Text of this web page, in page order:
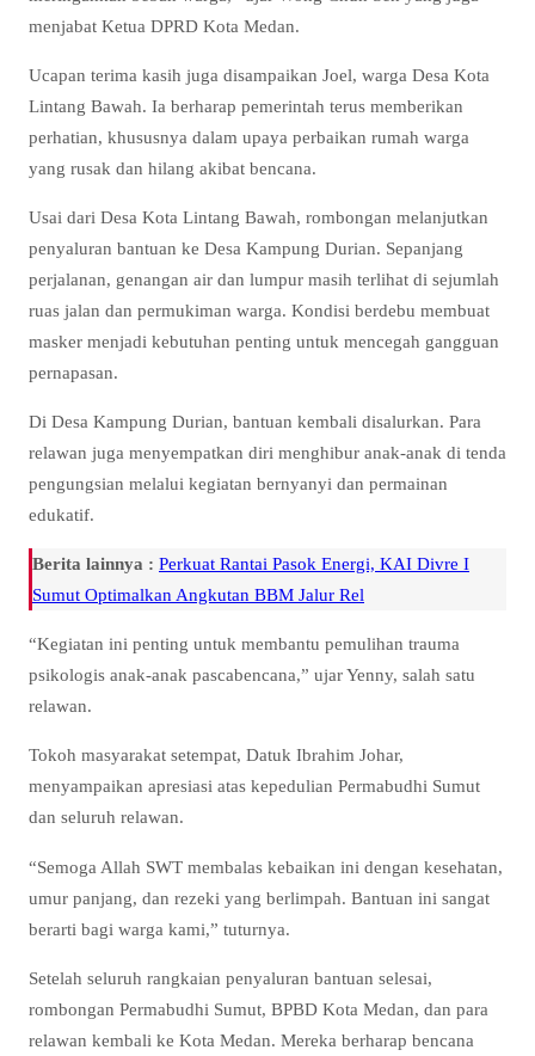
menjabat Ketua DPRD Kota Medan.
Ucapan terima kasih juga disampaikan Joel, warga Desa Kota
Lintang Bawah. Ia berharap pemerintah terus memberikan
perhatian, khususnya dalam upaya perbaikan rumah warga
yang rusak dan hilang akibat bencana.
Usai dari Desa Kota Lintang Bawah, rombongan melanjutkan
penyaluran bantuan ke Desa Kampung Durian. Sepanjang
perjalanan, genangan air dan lumpur masih terlihat di sejumlah
ruas jalan dan permukiman warga. Kondisi berdebu membuat
masker menjadi kebutuhan penting untuk mencegah gangguan
pernapasan.
Di Desa Kampung Durian, bantuan kembali disalurkan. Para
relawan juga menyempatkan diri menghibur anak-anak di tenda
pengungsian melalui kegiatan bernyanyi dan permainan
edukatif.
Berita lainnya : Perkuat Rantai Pasok Energi, KAI Divre I
Sumut Optimalkan Angkutan BBM Jalur Rel
“Kegiatan ini penting untuk membantu pemulihan trauma
psikologis anak-anak pascabencana,” ujar Yenny, salah satu
relawan.
Tokoh masyarakat setempat, Datuk Ibrahim Johar,
menyampaikan apresiasi atas kepedulian Permabudhi Sumut
dan seluruh relawan.
“Semoga Allah SWT membalas kebaikan ini dengan kesehatan,
umur panjang, dan rezeki yang berlimpah. Bantuan ini sangat
berarti bagi warga kami,” tuturnya.
Setelah seluruh rangkaian penyaluran bantuan selesai,
rombongan Permabudhi Sumut, BPBD Kota Medan, dan para
relawan kembali ke Kota Medan. Mereka berharap bencana